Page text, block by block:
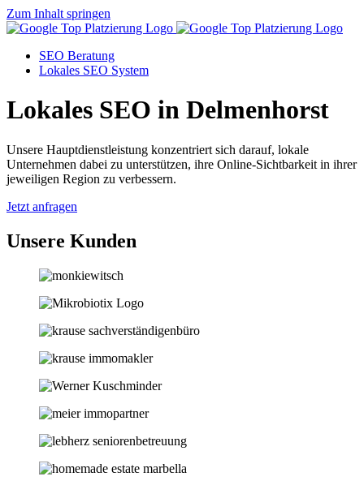
Zum Inhalt springen
SEO Beratung
Lokales SEO System
Lokales SEO in Delmenhorst
Unsere Hauptdienstleistung konzentriert sich darauf, lokale
Unternehmen dabei zu unterstützen, ihre Online-Sichtbarkeit in ihrer
jeweiligen Region zu verbessern.
Jetzt anfragen
Unsere Kunden